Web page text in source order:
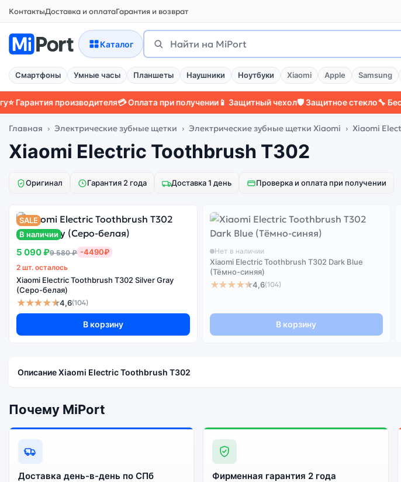
КонтактыДоставка и оплатаГарантия и возврат
Каталог
Поиск
Найти
Смартфоны Умные часы Планшеты Наушники Ноутбуки Xiaomi Apple Samsung
производителя💳 Оплата при получении📱 Защитный чехол🛡️ Защитное стекло🔧
Главная Электрические зубные щетки Электрические зубные щетки Xiaomi Xiaomi
Xiaomi Electric Toothbrush T302
Оригинал Гарантия 2 года Доставка 1 день Проверка и оплата при получении
SALE
В наличии
5 090 ₽9 580 ₽ -4490₽
2 шт. осталось
Xiaomi Electric Toothbrush T302 Silver Gray
(Серо-белая)
★★★★★4,6(104)
В корзину
Нет в наличии
Xiaomi Electric Toothbrush T302 Dark Blue
(Тёмно-синяя)
★★★★★4,6(104)
В корзину
Описание Xiaomi Electric Toothbrush T302
Почему MiPort
Доставка день-в-день по СПб Фирменная гарантия 2 года